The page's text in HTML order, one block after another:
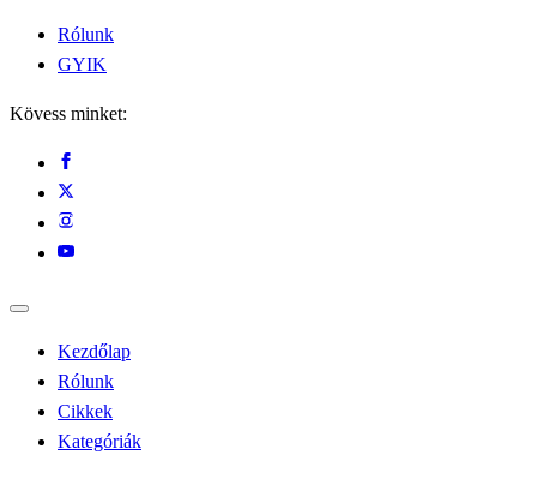
Rólunk
GYIK
Kövess minket:
Kezdőlap
Rólunk
Cikkek
Kategóriák